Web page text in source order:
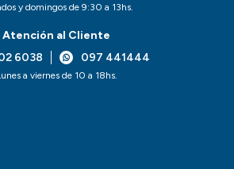
y domingos de 9:30 a 13hs.
Atención al Cliente
6038
097 441444
a viernes de 10 a 18hs.